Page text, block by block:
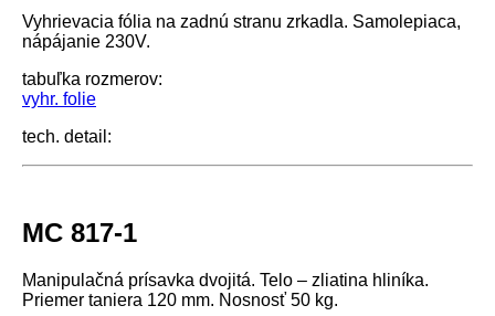
Vyhrievacia fólia na zadnú stranu zrkadla. Samolepiaca,
nápájanie 230V.
tabuľka rozmerov:
vyhr. folie
tech. detail:
MC 817-1
Manipulačná prísavka dvojitá. Telo – zliatina hliníka.
Priemer taniera 120 mm. Nosnosť 50 kg.